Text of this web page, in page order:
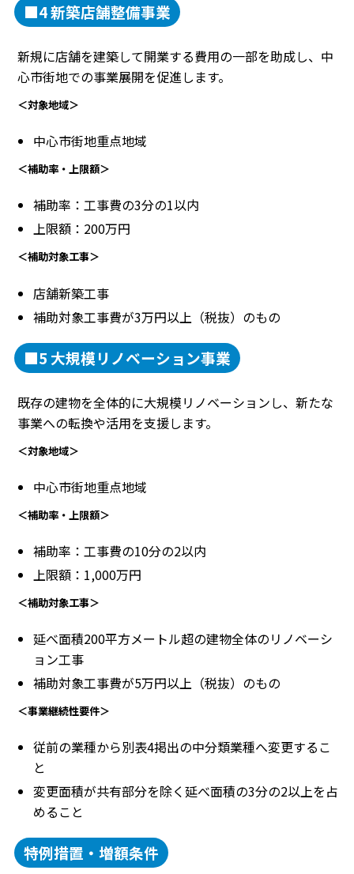
■4 新築店舗整備事業
新規に店舗を建築して開業する費用の一部を助成し、中
心市街地での事業展開を促進します。
＜対象地域＞
中心市街地重点地域
＜補助率・上限額＞
補助率：工事費の3分の1以内
上限額：200万円
＜補助対象工事＞
店舗新築工事
補助対象工事費が3万円以上（税抜）のもの
■5 大規模リノベーション事業
既存の建物を全体的に大規模リノベーションし、新たな
事業への転換や活用を支援します。
＜対象地域＞
中心市街地重点地域
＜補助率・上限額＞
補助率：工事費の10分の2以内
上限額：1,000万円
＜補助対象工事＞
延べ面積200平方メートル超の建物全体のリノベーシ
ョン工事
補助対象工事費が5万円以上（税抜）のもの
＜事業継続性要件＞
従前の業種から別表4掲出の中分類業種へ変更するこ
と
変更面積が共有部分を除く延べ面積の3分の2以上を占
めること
特例措置・増額条件